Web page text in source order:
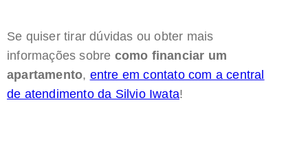
Se quiser tirar dúvidas ou obter mais
informações sobre como financiar um
apartamento, entre em contato com a central
de atendimento da Silvio Iwata!